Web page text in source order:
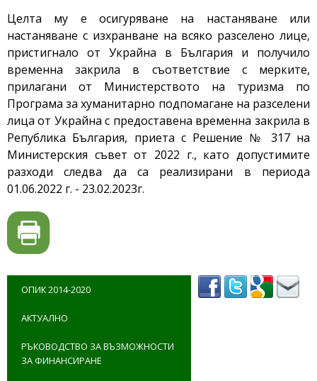
Целта му е осигуряване на настаняване или
настаняване с изхранване на всяко разселено лице,
пристигнало от Украйна в България и получило
временна закрила в съответствие с мерките,
прилагани от Министерството на туризма по
Програма за хуманитарно подпомагане на разселени
лица от Украйна с предоставена временна закрила в
Република България, приета с Решение № 317 на
Министерския съвет от 2022 г., като допустимите
разходи следва да са реализирани в периода
01.06.2022 г. - 23.02.2023г.
ОПИК 2014-2020
АКТУАЛНО
РЪКОВОДСТВО ЗА ВЪЗМОЖНОСТИ
ЗА ФИНАНСИРАНЕ